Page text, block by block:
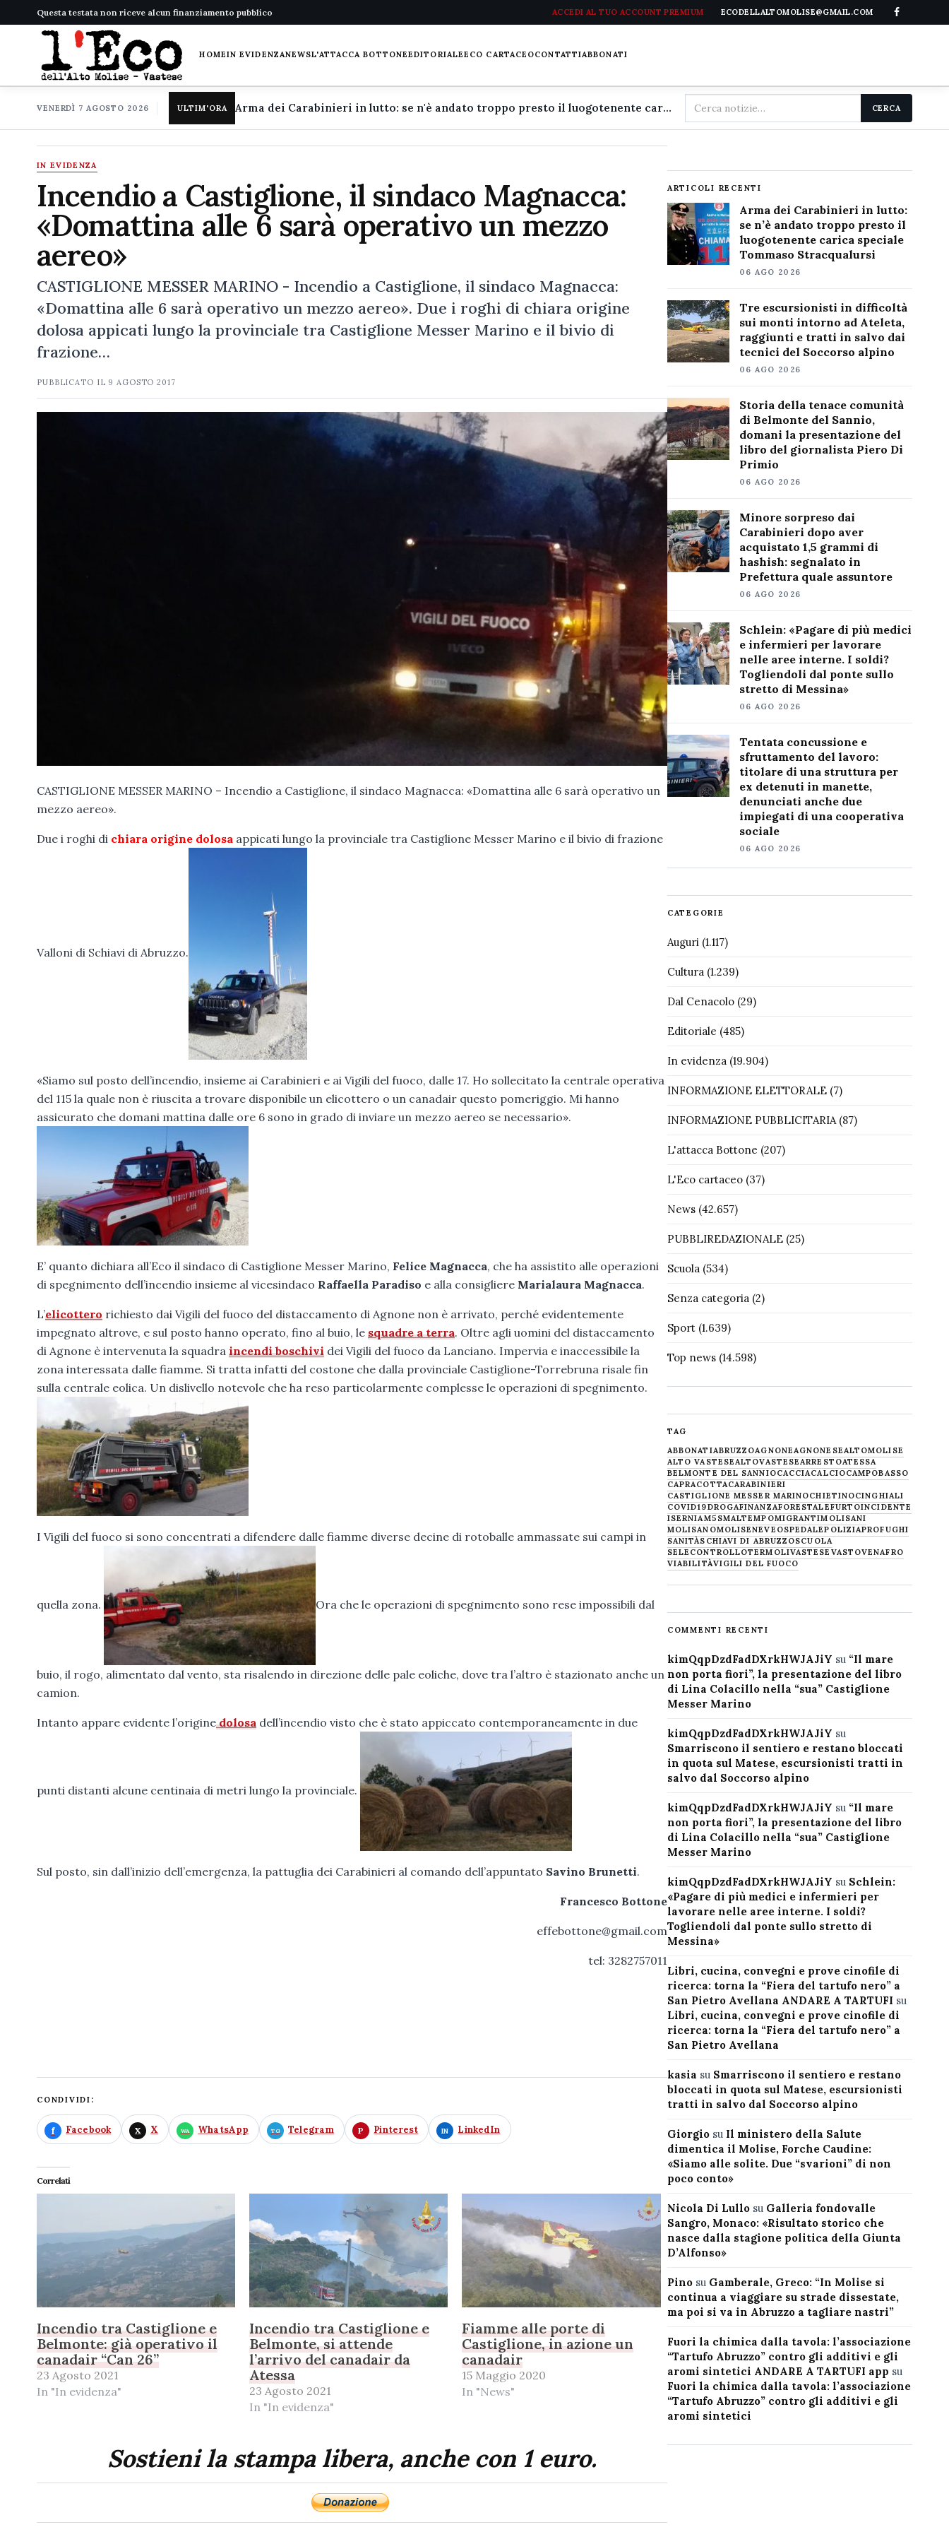
Questa testata non riceve alcun finanziamento pubblico ACCEDI AL TUO ACCOUNT PREMIUM ECODELLALTOMOLISE@GMAIL.COM
HOMEIN EVIDENZANEWSL'ATTACCA BOTTONEEDITORIALEECO CARTACEOCONTATTIABBONATI
VENERDÌ 7 AGOSTO 2026 ULTIM'ORA Arma dei Carabinieri in lutto: se n'è andato troppo presto il luogotenente carica speciale Tommaso Stracqualursi
Cerca
nel
CERCA
IN EVIDENZA
Incendio a Castiglione, il sindaco Magnacca:
«Domattina alle 6 sarà operativo un mezzo
aereo»
CASTIGLIONE MESSER MARINO - Incendio a Castiglione, il sindaco Magnacca:
«Domattina alle 6 sarà operativo un mezzo aereo». Due i roghi di chiara origine
dolosa appicati lungo la provinciale tra Castiglione Messer Marino e il bivio di
frazione…
PUBBLICATO IL 9 AGOSTO 2017
CASTIGLIONE MESSER MARINO – Incendio a Castiglione, il sindaco Magnacca: «Domattina alle 6 sarà operativo un
mezzo aereo».
Due i roghi di chiara origine dolosa appicati lungo la provinciale tra Castiglione Messer Marino e il bivio di frazione
Valloni di Schiavi di Abruzzo.
«Siamo sul posto dell’incendio, insieme ai Carabinieri e ai Vigili del fuoco, dalle 17. Ho sollecitato la centrale operativa
del 115 la quale non è riuscita a trovare disponibile un elicottero o un canadair questo pomeriggio. Mi hanno
assicurato che domani mattina dalle ore 6 sono in grado di inviare un mezzo aereo se necessario».
E’ quanto dichiara all’Eco il sindaco di Castiglione Messer Marino, Felice Magnacca, che ha assistito alle operazioni
di spegnimento dell’incendio insieme al vicesindaco Raffaella Paradiso e alla consigliere Marialaura Magnacca.
L’elicottero richiesto dai Vigili del fuoco del distaccamento di Agnone non è arrivato, perché evidentemente
impegnato altrove, e sul posto hanno operato, fino al buio, le squadre a terra. Oltre agli uomini del distaccamento
di Agnone è intervenuta la squadra incendi boschivi dei Vigili del fuoco da Lanciano. Impervia e inaccessibile la
zona interessata dalle fiamme. Si tratta infatti del costone che dalla provinciale Castiglione-Torrebruna risale fin
sulla centrale eolica. Un dislivello notevole che ha reso particolarmente complesse le operazioni di spegnimento.
I Vigili del fuoco si sono concentrati a difendere dalle fiamme diverse decine di rotoballe ammassate sui campi in
quella zona. Ora che le operazioni di spegnimento sono rese impossibili dal
buio, il rogo, alimentato dal vento, sta risalendo in direzione delle pale eoliche, dove tra l’altro è stazionato anche un
camion.
Intanto appare evidente l’originedolosa dell’incendio visto che è stato appiccato contemporaneamente in due
punti distanti alcune centinaia di metri lungo la provinciale.
Sul posto, sin dall’inizio dell’emergenza, la pattuglia dei Carabinieri al comando dell’appuntato Savino Brunetti.
Francesco Bottone
effebottone@gmail.com
tel: 3282757011
CONDIVIDI:
Facebook X WhatsApp Telegram Pinterest LinkedIn
Correlati
Incendio tra Castiglione e
Belmonte: già operativo il
canadair “Can 26”
23 Agosto 2021
In "In evidenza"
Incendio tra Castiglione e
Belmonte, si attende
l’arrivo del canadair da
Atessa
23 Agosto 2021
In "In evidenza"
Fiamme alle porte di
Castiglione, in azione un
canadair
15 Maggio 2020
In "News"
Sostieni la stampa libera, anche con 1 euro.
ARTICOLI RECENTI
Arma dei Carabinieri in lutto:
se n’è andato troppo presto il
luogotenente carica speciale
Tommaso Stracqualursi
06 AGO 2026
Tre escursionisti in difficoltà
sui monti intorno ad Ateleta,
raggiunti e tratti in salvo dai
tecnici del Soccorso alpino
06 AGO 2026
Storia della tenace comunità
di Belmonte del Sannio,
domani la presentazione del
libro del giornalista Piero Di
Primio
06 AGO 2026
Minore sorpreso dai
Carabinieri dopo aver
acquistato 1,5 grammi di
hashish: segnalato in
Prefettura quale assuntore
06 AGO 2026
Schlein: «Pagare di più medici
e infermieri per lavorare
nelle aree interne. I soldi?
Togliendoli dal ponte sullo
stretto di Messina»
06 AGO 2026
Tentata concussione e
sfruttamento del lavoro:
titolare di una struttura per
ex detenuti in manette,
denunciati anche due
impiegati di una cooperativa
sociale
06 AGO 2026
CATEGORIE
Auguri(1.117)
Cultura(1.239)
Dal Cenacolo(29)
Editoriale (485)
In evidenza(19.904)
INFORMAZIONE ELETTORALE(7)
INFORMAZIONE PUBBLICITARIA(87)
L'attacca Bottone (207)
L'Eco cartaceo(37)
News(42.657)
PUBBLIREDAZIONALE(25)
Scuola(534)
Senza categoria(2)
Sport(1.639)
Top news(14.598)
TAG
ABBONATIABRUZZOAGNONEAGNONESEALTOMOLISE
ALTO VASTESEALTOVASTESEARRESTOATESSA
BELMONTE DEL SANNIOCACCIACALCIOCAMPOBASSO
CAPRACOTTACARABINIERI
CASTIGLIONE MESSER MARINOCHIETINOCINGHIALI
COVID19DROGAFINANZAFORESTALEFURTOINCIDENTE
ISERNIAM5SMALTEMPOMIGRANTIMOLISANI
MOLISANOMOLISENEVE OSPEDALEPOLIZIAPROFUGHI
SANITÀSCHIAVI DI ABRUZZOSCUOLA
SELECONTROLLOTERMOLIVASTESE VASTOVENAFRO
VIABILITÀVIGILI DEL FUOCO
COMMENTI RECENTI
kimQqpDzdFadDXrkHWJAJiY su “Il mare
non porta fiori”, la presentazione del libro
di Lina Colacillo nella “sua” Castiglione
Messer Marino
kimQqpDzdFadDXrkHWJAJiY su
Smarriscono il sentiero e restano bloccati
in quota sul Matese, escursionisti tratti in
salvo dal Soccorso alpino
kimQqpDzdFadDXrkHWJAJiY su “Il mare
non porta fiori”, la presentazione del libro
di Lina Colacillo nella “sua” Castiglione
Messer Marino
kimQqpDzdFadDXrkHWJAJiY su Schlein:
«Pagare di più medici e infermieri per
lavorare nelle aree interne. I soldi?
Togliendoli dal ponte sullo stretto di
Messina»
Libri, cucina, convegni e prove cinofile di
ricerca: torna la “Fiera del tartufo nero” a
San Pietro Avellana ANDARE A TARTUFI su
Libri, cucina, convegni e prove cinofile di
ricerca: torna la “Fiera del tartufo nero” a
San Pietro Avellana
kasia su Smarriscono il sentiero e restano
bloccati in quota sul Matese, escursionisti
tratti in salvo dal Soccorso alpino
Giorgiosu Il ministero della Salute
dimentica il Molise, Forche Caudine:
«Siamo alle solite. Due “svarioni” di non
poco conto»
Nicola Di Lullosu Galleria fondovalle
Sangro, Monaco: «Risultato storico che
nasce dalla stagione politica della Giunta
D’Alfonso»
Pinosu Gamberale, Greco: “In Molise si
continua a viaggiare su strade dissestate,
ma poi si va in Abruzzo a tagliare nastri”
Fuori la chimica dalla tavola: l’associazione
“Tartufo Abruzzo” contro gli additivi e gli
aromi sintetici ANDARE A TARTUFI app su
Fuori la chimica dalla tavola: l’associazione
“Tartufo Abruzzo” contro gli additivi e gli
aromi sintetici